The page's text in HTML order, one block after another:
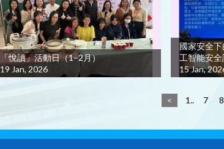
「悅讀」活動日（1–2月）
19 Jan, 2026
國家安全
工智能安
15 Jan,
< 1.. 7 8